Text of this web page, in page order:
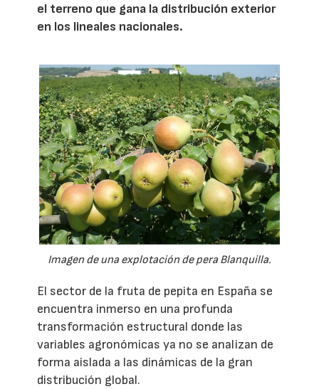
el terreno que gana la distribución exterior
en los lineales nacionales.
Imagen de una explotación de pera Blanquilla.
El sector de la fruta de pepita en España se
encuentra inmerso en una profunda
transformación estructural donde las
variables agronómicas ya no se analizan de
forma aislada a las dinámicas de la gran
distribución global.